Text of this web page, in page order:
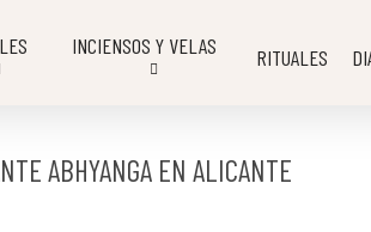
INCIENSOS Y VELAS RITUALES
ABHYANGA EN ALICANTE